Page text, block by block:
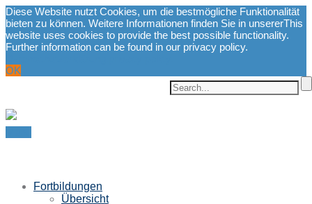
Diese Website nutzt Cookies, um die bestmögliche Funktionalität
bieten zu können. Weitere Informationen finden Sie in unsererThis
website uses cookies to provide the best possible functionality.
Further information can be found in our privacy policy.
OK
Fortbildungen
Übersicht